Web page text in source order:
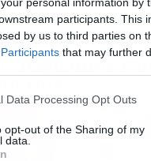
participants. This
by us to third parties on
that may further
Data Processing Opt Outs
opt-out of the Sharing of my
data.
desplantes y
roto